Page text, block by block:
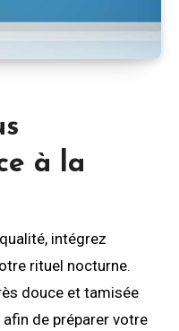
à la
intégrez
rituel nocturne.
douce et tamisée
de préparer votre